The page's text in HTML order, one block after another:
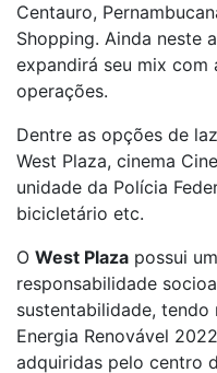
Centauro,
Shopping. Ainda neste
expandirá seu mix com
operações.
Dentre as opções de
West Plaza, cinema
unidade da Polícia
bicicletário etc.
O West Plaza possui
responsabilidade
sustentabilidade,
Energia Renovável
adquiridas pelo centro